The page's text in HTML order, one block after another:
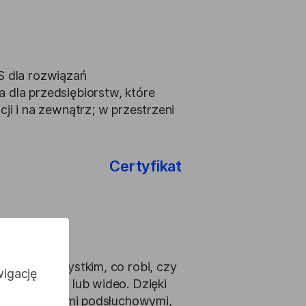
dla rozwiązań
dla przedsiębiorstw, które
i na zewnątrz; w przestrzeni
Certyfikat
we wszystkim, co robi, czy
tekstu lub wideo. Dzięki
agencjami podsłuchowymi,